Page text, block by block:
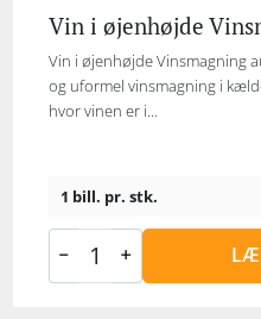
Vin i øjenhøjde
Vin i øjenhøjde Vinsmagning
og uformel vinsmagning i
hvor vinen er i...
1 bill. pr. stk.